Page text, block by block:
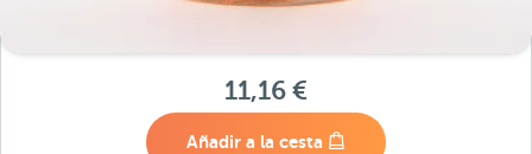
11,16 €
Añadir a la cesta